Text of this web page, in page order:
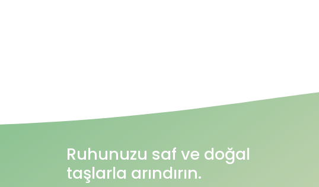
Ruhunuzu saf ve doğal
taşlarla arındırın.